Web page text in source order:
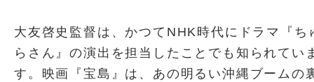
大友啓史監督は、かつてNHK時代にドラマ『ち
らさん』の演出を担当したことでも知られてい
す。映画『宝島』は、あの明るい沖縄ブームの